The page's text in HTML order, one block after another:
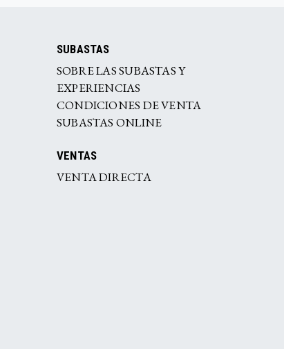
SUBASTAS
SOBRE LAS SUBASTAS Y
EXPERIENCIAS
CONDICIONES DE VENTA
SUBASTAS ONLINE
VENTAS
VENTA DIRECTA